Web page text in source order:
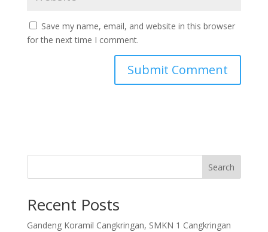
Save my name, email, and website in this browser
for the next time I comment.
Search
Recent Posts
Gandeng Koramil Cangkringan, SMKN 1 Cangkringan